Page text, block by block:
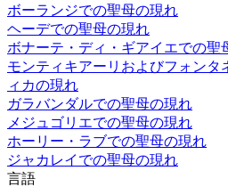
ボーランジでの聖母の現れ
ヘーデでの聖母の現れ
ボナーテ・ディ・ギアイエでの聖
モンティキアーリおよびフォンタ
ィカの現れ
ガラバンダルでの聖母の現れ
メジュゴリエでの聖母の現れ
ホーリー・ラブでの聖母の現れ
ジャカレイでの聖母の現れ
言語